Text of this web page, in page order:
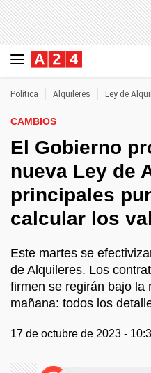
Política Alquileres Ley de
CAMBIOS
El Gobierno
nueva Ley de
principales
calcular los
Este martes se
de Alquileres. Los
firmen se regirán bajo la
mañana: todos los
17 de octubre de 2023 -